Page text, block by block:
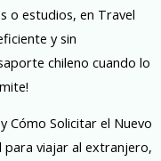
o estudios, en Travel
y sin
chileno cuando lo
Cómo Solicitar el Nuevo
para viajar al extranjero,